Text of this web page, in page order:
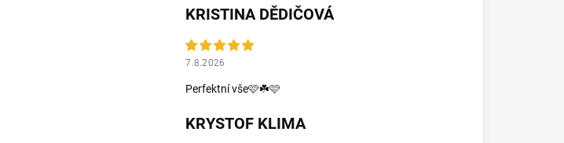
KRISTINA DĚDIČOVÁ
7.8.2026
Perfektní vše🩷☘️🩷
KRYSTOF KLIMA